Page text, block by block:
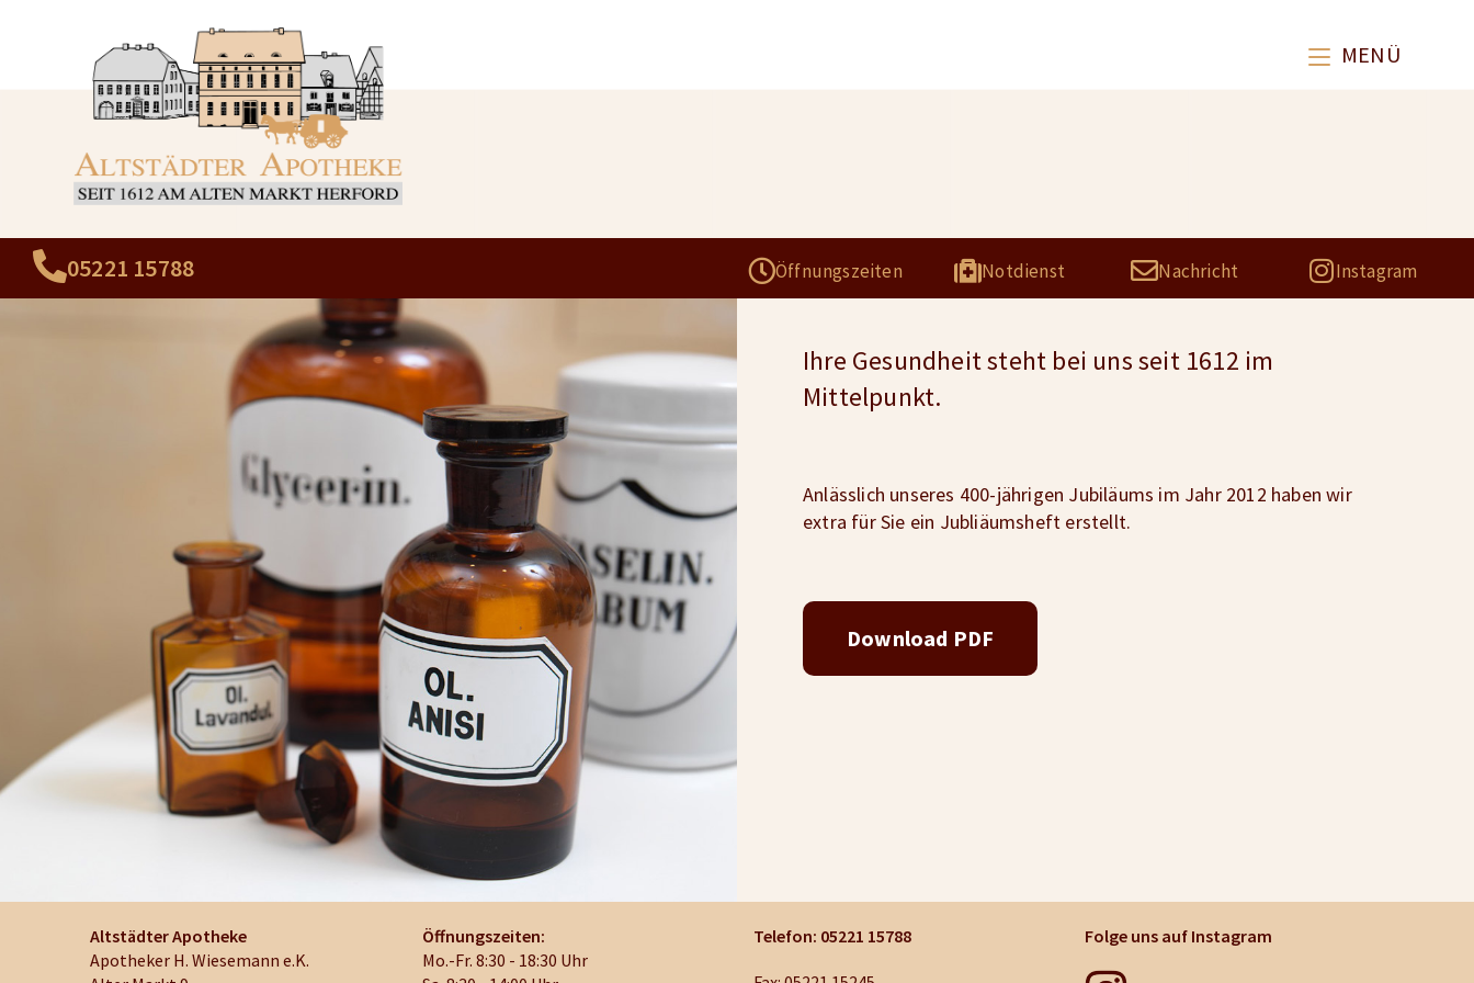
MENÜ
05221 15788 Öffnungszeiten Notdienst Nachricht Instagram
Ihre Gesundheit steht bei uns seit 1612 im
Mittelpunkt.
Anlässlich unseres 400-jährigen Jubiläums im Jahr 2012 haben wir
extra für Sie ein Jubliäumsheft erstellt.
Download PDF
Altstädter Apotheke
Apotheker H. Wiesemann e.K.
Öffnungszeiten:
Mo.-Fr. 8:30 - 18:30 Uhr
Telefon: 05221 15788 Folge uns auf Instagram